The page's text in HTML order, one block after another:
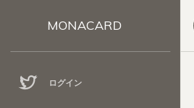
MONACARD
ログイン